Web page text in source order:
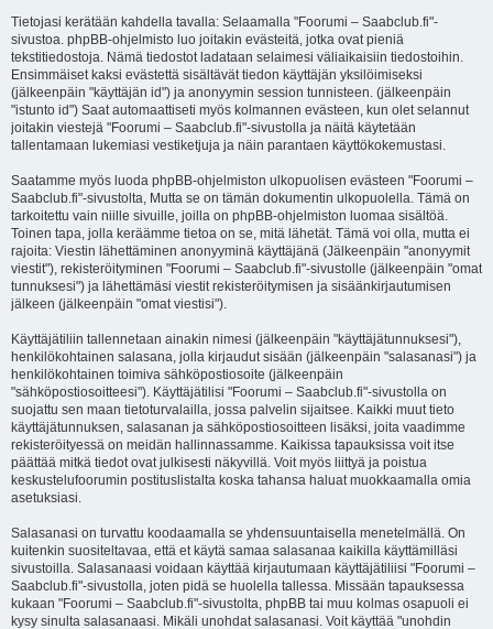
Tietojasi kerätään kahdella tavalla: Selaamalla "Foorumi – Saabclub.fi"-
sivustoa. phpBB-ohjelmisto luo joitakin evästeitä, jotka ovat pieniä
tekstitiedostoja. Nämä tiedostot ladataan selaimesi väliaikaisiin tiedostoihin.
Ensimmäiset kaksi evästettä sisältävät tiedon käyttäjän yksilöimiseksi
(jälkeenpäin "käyttäjän id") ja anonyymin session tunnisteen. (jälkeenpäin
"istunto id") Saat automaattiseti myös kolmannen evästeen, kun olet selannut
joitakin viestejä "Foorumi – Saabclub.fi"-sivustolla ja näitä käytetään
tallentamaan lukemiasi vestiketjuja ja näin parantaen käyttökokemustasi.
Saatamme myös luoda phpBB-ohjelmiston ulkopuolisen evästeen "Foorumi –
Saabclub.fi"-sivustolta, Mutta se on tämän dokumentin ulkopuolella. Tämä on
tarkoitettu vain niille sivuille, joilla on phpBB-ohjelmiston luomaa sisältöä.
Toinen tapa, jolla keräämme tietoa on se, mitä lähetät. Tämä voi olla, mutta ei
rajoita: Viestin lähettäminen anonyyminä käyttäjänä (Jälkeenpäin "anonyymit
viestit"), rekisteröityminen "Foorumi – Saabclub.fi"-sivustolle (jälkeenpäin "omat
tunnuksesi") ja lähettämäsi viestit rekisteröitymisen ja sisäänkirjautumisen
jälkeen (jälkeenpäin "omat viestisi").
Käyttäjätiliin tallennetaan ainakin nimesi (jälkeenpäin "käyttäjätunnuksesi"),
henkilökohtainen salasana, jolla kirjaudut sisään (jälkeenpäin "salasanasi") ja
henkilökohtainen toimiva sähköpostiosoite (jälkeenpäin
"sähköpostiosoitteesi"). Käyttäjätilisi "Foorumi – Saabclub.fi"-sivustolla on
suojattu sen maan tietoturvalailla, jossa palvelin sijaitsee. Kaikki muut tieto
käyttäjätunnuksen, salasanan ja sähköpostiosoitteen lisäksi, joita vaadimme
rekisteröityessä on meidän hallinnassamme. Kaikissa tapauksissa voit itse
päättää mitkä tiedot ovat julkisesti näkyvillä. Voit myös liittyä ja poistua
keskustelufoorumin postituslistalta koska tahansa haluat muokkaamalla omia
asetuksiasi.
Salasanasi on turvattu koodaamalla se yhdensuuntaisella menetelmällä. On
kuitenkin suositeltavaa, että et käytä samaa salasanaa kaikilla käyttämilläsi
sivustoilla. Salasanaasi voidaan käyttää kirjautumaan käyttäjätiliisi "Foorumi –
Saabclub.fi"-sivustolla, joten pidä se huolella tallessa. Missään tapauksessa
kukaan "Foorumi – Saabclub.fi"-sivustolta, phpBB tai muu kolmas osapuoli ei
kysy sinulta salasanaasi. Mikäli unohdat salasanasi. Voit käyttää "unohdin